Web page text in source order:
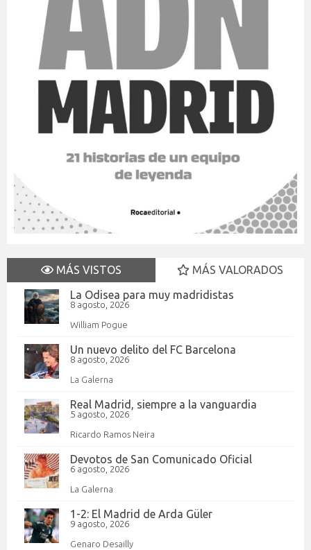
MÁS VISTOS
MÁS VALORADOS
La Odisea para muy madridistas
8 agosto, 2026
William Pogue
Un nuevo delito del FC Barcelona
8 agosto, 2026
La Galerna
Real Madrid, siempre a la vanguardia
5 agosto, 2026
Ricardo Ramos Neira
Devotos de San Comunicado Oficial
6 agosto, 2026
La Galerna
1-2: El Madrid de Arda Güler
9 agosto, 2026
Genaro Desailly